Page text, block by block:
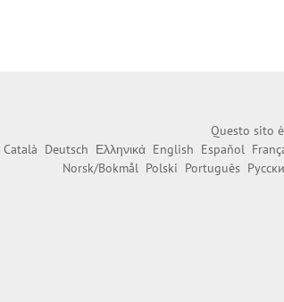
Questo sito
Català Deutsch Ελληνικά English Español
Norsk/Bokmål Polski Português